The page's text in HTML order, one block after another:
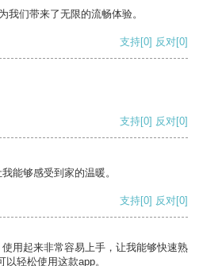
我们带来了无限的流畅体验。
支持[0] 反对[0]
支持[0] 反对[0]
能够感受到家的温暖。
支持[0] 反对[0]
用起来非常容易上手，让我能够快速熟
轻松使用这款app。